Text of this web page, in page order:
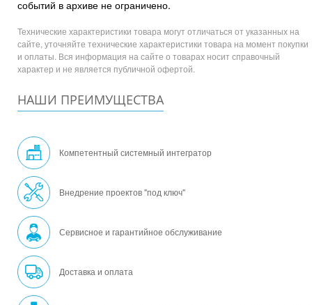
событий в архиве не ограничено.
Технические характеристики товара могут отличаться от указанных на
сайте, уточняйте технические характеристики товара на момент покупки
и оплаты. Вся информация на сайте о товарах носит справочный
характер и не является публичной офертой.
НАШИ ПРЕИМУЩЕСТВА
Компетентный системный интегратор
Внедрение проектов "под ключ"
Сервисное и гарантийное обслуживание
Доставка и оплата